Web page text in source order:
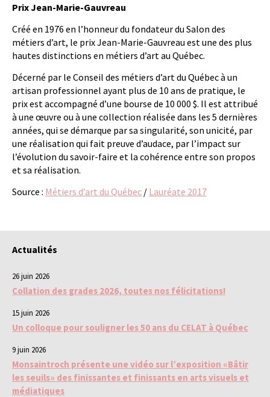
Prix Jean-Marie-Gauvreau
Créé en 1976 en l’honneur du fondateur du Salon des
métiers d’art, le prix Jean-Marie-Gauvreau est une des plus
hautes distinctions en métiers d’art au Québec.
Décerné par le Conseil des métiers d’art du Québec à un
artisan professionnel ayant plus de 10 ans de pratique, le
prix est accompagné d’une bourse de 10 000 $. Il est attribué
à une œuvre ou à une collection réalisée dans les 5 dernières
années, qui se démarque par sa singularité, son unicité, par
une réalisation qui fait preuve d’audace, par l’impact sur
l’évolution du savoir-faire et la cohérence entre son propos
et sa réalisation.
Source : Métiers d’art du Québec / Lauréate 2017
Actualités
26 juin 2026
Collation des grades 2026, toutes nos félicitations!
15 juin 2026
Un colloque pour souligner les 50 ans du CELAT à Québec
9 juin 2026
Monsaintroch présente une vidéo sur l’exposition «Bâtir
les seuils» des finissantes et finissants en arts visuels et
médiatiques